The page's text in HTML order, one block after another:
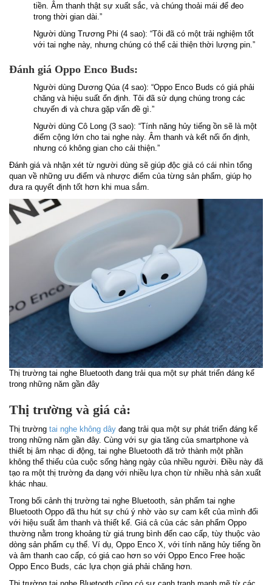
tiền. Âm thanh thật sự xuất sắc, và chúng thoải mái để đeo
trong thời gian dài.”
Người dùng Trương Phi (4 sao): “Tôi đã có một trải nghiệm tốt
với tai nghe này, nhưng chúng có thể cải thiện thời lượng pin.”
Đánh giá Oppo Enco Buds:
Người dùng Dương Qúa (4 sao): “Oppo Enco Buds có giá phải
chăng và hiệu suất ổn định. Tôi đã sử dụng chúng trong các
chuyến đi và chưa gặp vấn đề gì.”
Người dùng Cô Long (3 sao): “Tính năng hủy tiếng ồn sẽ là một
điểm cộng lớn cho tai nghe này. Âm thanh và kết nối ổn định,
nhưng có không gian cho cải thiện.”
Đánh giá và nhận xét từ người dùng sẽ giúp độc giả có cái nhìn tổng
quan về những ưu điểm và nhược điểm của từng sản phẩm, giúp họ
đưa ra quyết định tốt hơn khi mua sắm.
Thị trường tai nghe Bluetooth đang trải qua một sự phát triển đáng kể
trong những năm gần đây
Thị trường và giá cả:
Thị trường tai nghe không dây đang trải qua một sự phát triển đáng kể
trong những năm gần đây. Cùng với sự gia tăng của smartphone và
thiết bị âm nhạc di động, tai nghe Bluetooth đã trở thành một phần
không thể thiếu của cuộc sống hàng ngày của nhiều người. Điều này đã
tạo ra một thị trường đa dạng với nhiều lựa chọn từ nhiều nhà sản xuất
khác nhau.
Trong bối cảnh thị trường tai nghe Bluetooth, sản phẩm tai nghe
Bluetooth Oppo đã thu hút sự chú ý nhờ vào sự cam kết của mình đối
với hiệu suất âm thanh và thiết kế. Giá cả của các sản phẩm Oppo
thường nằm trong khoảng từ giá trung bình đến cao cấp, tùy thuộc vào
dòng sản phẩm cụ thể. Ví dụ, Oppo Enco X, với tính năng hủy tiếng ồn
và âm thanh cao cấp, có giá cao hơn so với Oppo Enco Free hoặc
Oppo Enco Buds, các lựa chọn giá phải chăng hơn.